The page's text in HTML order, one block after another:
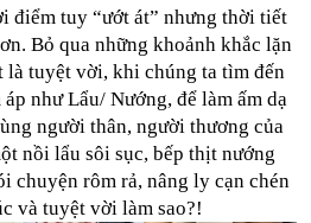
điểm tuy “ướt át” nhưng thời tiết
Bỏ qua những khoảnh khắc lặn
tuyệt vời, khi chúng ta tìm đến
như Lẩu/ Nướng, để làm ấm dạ
người thân, người thương của
nồi lẩu sôi sục, bếp thịt nướng
chuyện rôm rả, nâng ly cạn chén
và tuyệt vời làm sao?!